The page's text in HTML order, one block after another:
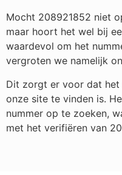
Mocht 208921852 niet
maar hoort het wel bij
waardevol om het
vergroten we namelijk
Dit zorgt er voor dat
onze site te vinden is.
nummer op te zoeken,
met het verifiëren van